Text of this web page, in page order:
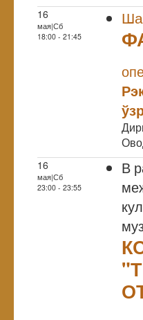
16
мая|Сб
18:00 - 21:45
16
мая|Сб
23:00 - 23:55
В